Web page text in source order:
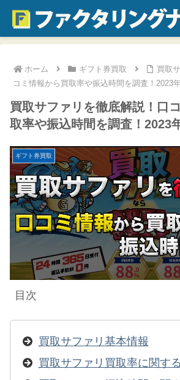
ホーム ギフト券買取
買取
コミ情報から買取率や振込時間を調査！2023
買取サファリを徹底解説！口
取率や振込時間を調査！2023
ギフト券買取
目次
買取サファリ基本情報
買取サファリ買取率に関す